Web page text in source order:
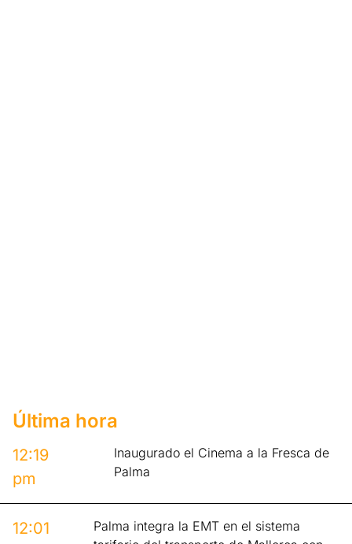
Última hora
12:19
pm
Inaugurado el Cinema a la Fresca de
Palma
12:01
Palma integra la EMT en el sistema